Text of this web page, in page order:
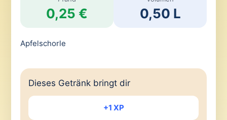
0,25 € 0,50 L
Apfelschorle
Dieses Getränk bringt dir
+1 XP